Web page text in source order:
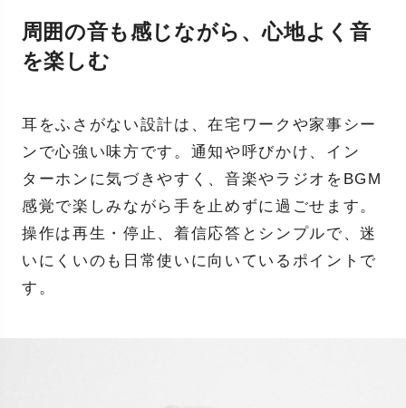
周囲の音も感じながら、心地よく音
を楽しむ
耳をふさがない設計は、在宅ワークや家事シー
ンで心強い味方です。通知や呼びかけ、イン
ターホンに気づきやすく、音楽やラジオをBGM
感覚で楽しみながら手を止めずに過ごせます。
操作は再生・停止、着信応答とシンプルで、迷
いにくいのも日常使いに向いているポイントで
す。